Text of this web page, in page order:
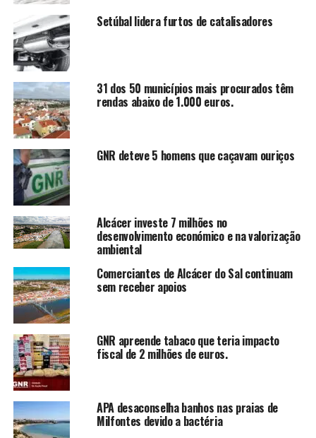
Setúbal lidera furtos de catalisadores
31 dos 50 municípios mais procurados têm
rendas abaixo de 1.000 euros.
GNR deteve 5 homens que caçavam ouriços
Alcácer investe 7 milhões no
desenvolvimento económico e na valorização
ambiental
Comerciantes de Alcácer do Sal continuam
sem receber apoios
GNR apreende tabaco que teria impacto
fiscal de 2 milhões de euros.
APA desaconselha banhos nas praias de
Milfontes devido a bactéria